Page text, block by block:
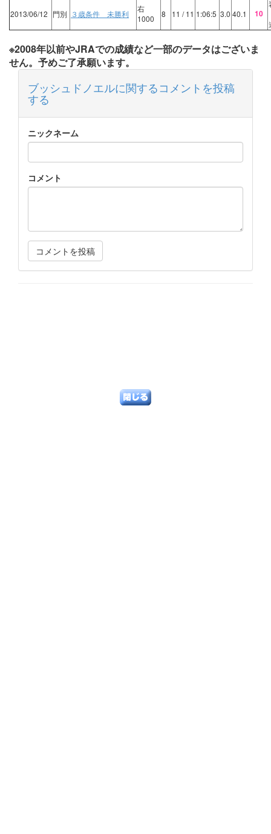
2013/06/12 門別 ３歳条件 未勝利
右
1000
8 11 / 11 1:06:5 3.0 40.1 10
※2008年以前やJRAでの成績など一部のデータはございま
せん。予めご了承願います。
ブッシュドノエルに関するコメントを投稿
する
ニックネーム
コメント